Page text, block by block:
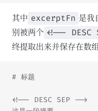
其中 excerptFn 是我
别被两个 <!-- DESC
终提取出来并保存在数
# 标题
<!-- DESC SEP -->